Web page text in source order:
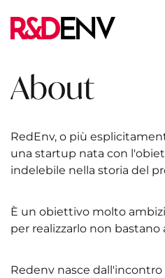
About
RedEnv, o più
una startup nata con
indelebile nella storia del
È un obiettivo molto
per realizzarlo non
Redenv nasce